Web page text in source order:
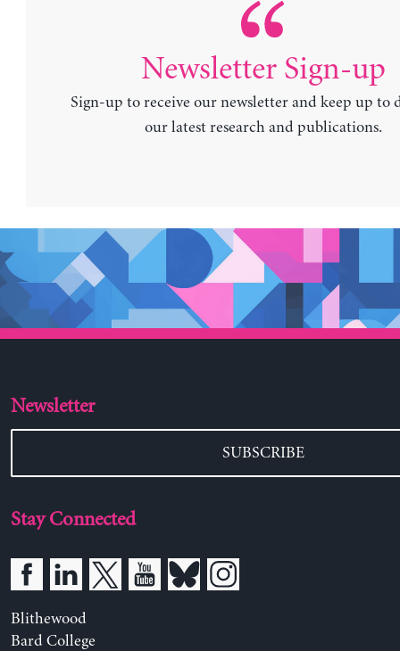
Newsletter Sign-up
Sign-up to receive our newsletter and keep up to
our latest research and publications.
Newsletter
SUBSCRIBE
Stay Connected
Blithewood
Bard College